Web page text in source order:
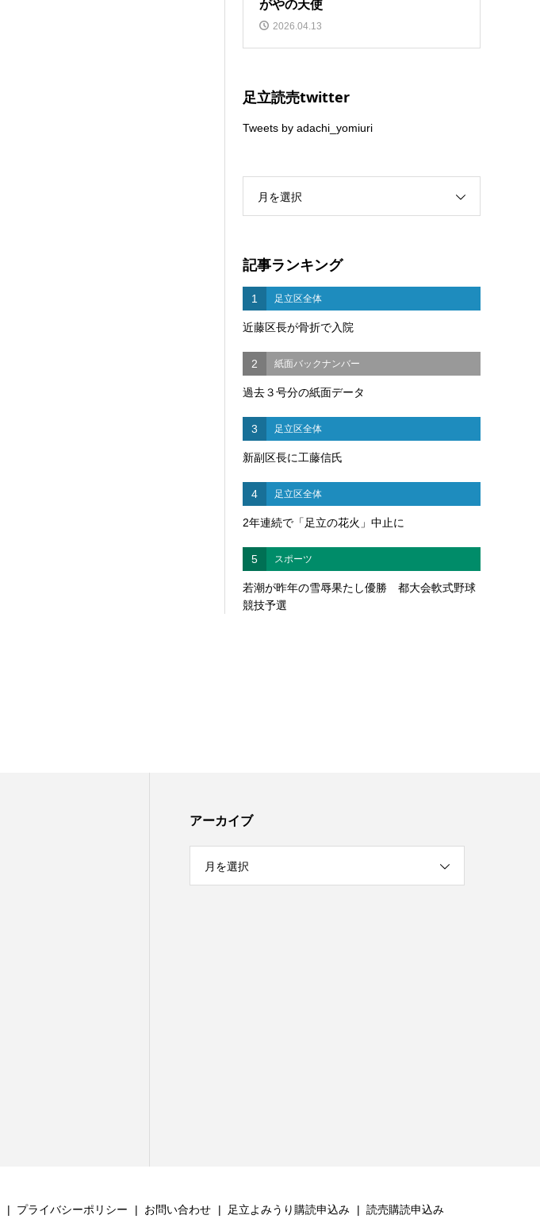
がやの天使
2026.04.13
足立読売twitter
Tweets by adachi_yomiuri
月を選択
記事ランキング
1 足立区全体
近藤区長が骨折で入院
2 紙面バックナンバー
過去３号分の紙面データ
3 足立区全体
新副区長に工藤信氏
4 足立区全体
2年連続で「足立の花火」中止に
5 スポーツ
若潮が昨年の雪辱果たし優勝 都大会軟式野球
競技予選
アーカイブ
月を選択
プライバシーポリシー お問い合わせ 足立よみうり購読申込み 読売購読申込み